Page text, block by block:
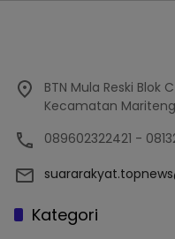
BTN Mula Reski Blok
Kecamatan
089602322421 -
Kategori